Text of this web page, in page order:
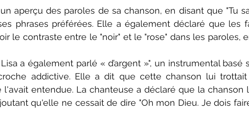
aperçu des paroles de sa chanson, en disant que "Tu
phrases préférées. Elle a également déclaré que les
le contraste entre le "noir" et le "rose" dans les paroles,
a également parlé « d’argent »", un instrumental basé
addictive. Elle a dit que cette chanson lui
l'avait entendue. La chanteuse a déclaré que la chanson
qu'elle ne cessait de dire "Oh mon Dieu. Je dois